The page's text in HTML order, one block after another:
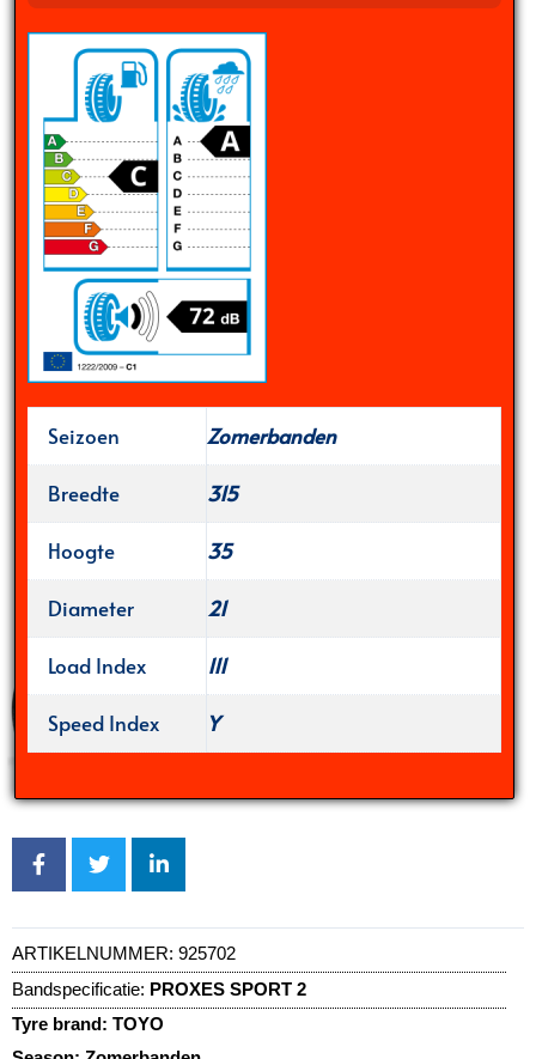
Seizoen
Zomerbanden
Breedte
315
Hoogte
35
Diameter
21
Load Index
111
Speed Index
Y
ARTIKELNUMMER: 925702
Bandspecificatie: PROXES SPORT 2
Tyre brand: TOYO